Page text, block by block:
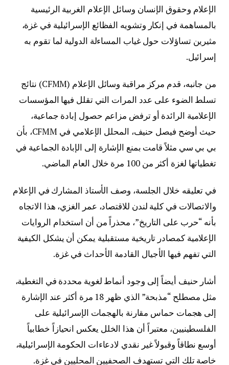
الإعلام وحقوق الإنسان وسائل الإعلام الغربية الرئيسية
بالمساهمة في إنكار وتشويه الفظائع الإسرائيلية في غزة،
مثيرين تساؤلات حول غياب المساءلة الدولية لما تقوم به
إسرائيل.
من جانبه، قدم مركز مراقبة وسائل الإعلام (CFMM) نتائج
تسلط الضوء على عدد المرات التي تقلل فيها المؤسسات
الإعلامية الرائدة أو ترفض مزاعم حصول إبادة جماعية،
حيث أوضح فيصل حنيف، المحلل الإعلامي في CFMM، بأن
بي بي سي مثلاً قامت بمنع الإشارة إلى الإبادة الجماعية في
تغطياتها لغزة أكثر من 100 مرة خلال العام الماضي.
في تعليقه خلال الجلسة، وصف الأستاذ المشارك في الإعلام
والاتصالات في كلية لندن للاقتصاد، عمر الغزي، هذا الاتجاه
بأنه “حرب على التاريخ”، محذراً من أن استخدام الروايات
الإعلامية كمصادر تاريخية مستقبلية يمكن أن يشكل الكيفية
التي تفهم فيها الأجيال القادمة الأحداث في غزة.
أشار حنيف أيضاً إلى وجود أنماط لغوية محددة في التغطية،
مثل مصطلح “مذبحة” الذي ظهر 18 مرة أكثر عند الإشارة
إلى هجمات حماس مقارنة بالهجمات الإسرائيلية على
الفلسطينيين، معتبراً أن هذا الخلل يعكس انحيازاً خطابياً
أوسع نطاقاً وقبولاً غير نقدي لادعاءات الحكومة الإسرائيلية،
خاصة تلك التي تستهدف الصحفيين المحليين في غزة.